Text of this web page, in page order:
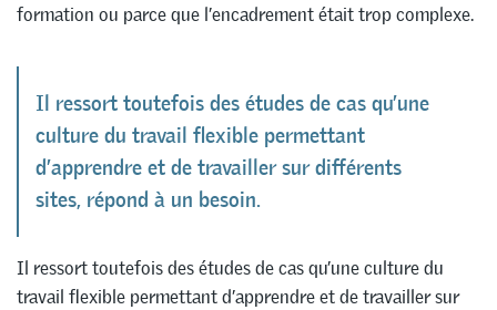
formation ou parce que l’encadrement était trop complexe.
Il ressort toutefois des études de cas qu’une
culture du travail flexible permettant
d’apprendre et de travailler sur différents
sites, répond à un besoin.
Il ressort toutefois des études de cas qu’une culture du
travail flexible permettant d’apprendre et de travailler sur